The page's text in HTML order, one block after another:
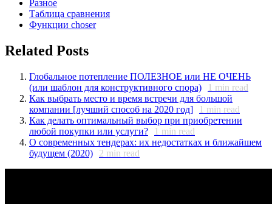
Разное
Таблица сравнения
Функции choser
Related Posts
Глобальное потепление ПОЛЕЗНОЕ или НЕ ОЧЕНЬ
(или шаблон для конструктивного спора)
1 min read
Как выбрать место и время встречи для большой
компании [лучший способ на 2020 год]
1 min read
Как делать оптимальный выбор при приобретении
любой покупки или услуги?
1 min read
О современных тендерах: их недостатках и ближайшем
будущем (2020)
2 min read